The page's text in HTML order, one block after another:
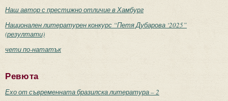
Наш автор с престижно отличие в Хамбург
Национален литературен конкурс “Петя Дубарова ‘2025”
(резултати)
чети по-нататък
Ревюта
Ехо от съвременната бразилска литература – 2